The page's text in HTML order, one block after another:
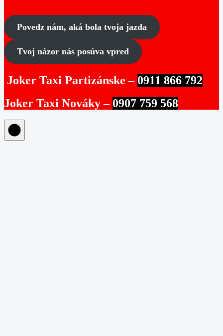
Povedz nám, aká bola tvoja jazda
Tvoj názor nás posúva vpred
Joker Taxi Partizánske – 0911 866 792
Joker Taxi Nováky – 0907 759 568